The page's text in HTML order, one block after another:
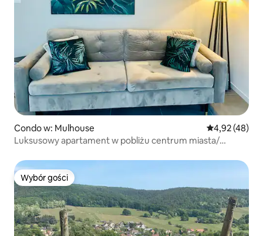
Condo w: Mulhouse Średnia
4,92 (48)
Luksusowy apartament w pobliżu centrum miasta/
Wybór gości
Wybór gości